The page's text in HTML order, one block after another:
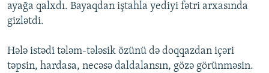
ayağa qalxdı. Bayaqdan iştahla yediyi fətri arxasında
gizlətdi.
Hələ istədi tələm-tələsik özünü də doqqazdan içəri
təpsin, hardasa, necəsə daldalansın, gözə görünməsin.